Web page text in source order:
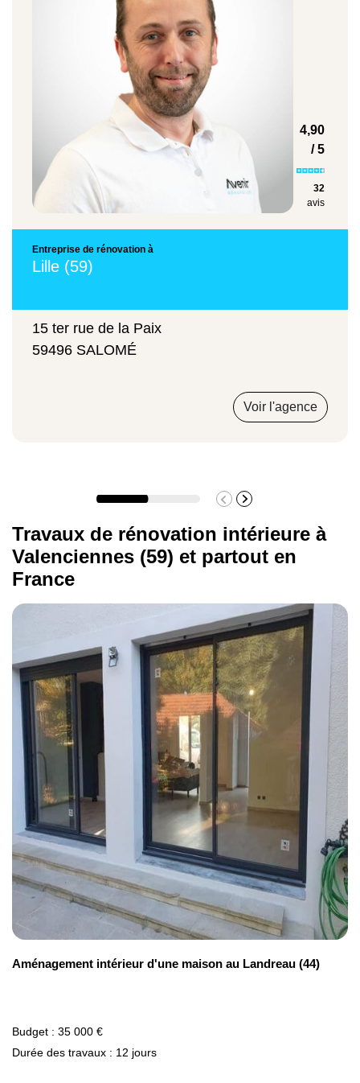
préparation nécessaire, le type d’enduit ou
de peinture et l’état initial des surfaces.
Chaque projet est unique : un devis
personnalisé reste indispensable pour
obtenir une estimation précise.
Rénovationsse déplace dans Valenciennes
et les communes voisines comme
Saulve
Petite-Forêt
pour établir
votre devis personnalisé.
4,90
/ 5
32
avis
Entreprise de rénovation à
Lille (59)
15 ter rue de la Paix
59496 SALOMÉ
Voir l'agence
Travaux de rénovation intérieure à
Valenciennes (59) et partout en
France
Aménagement intérieur d'une maison au Landreau (44)
Budget : 35 000 €
Durée des travaux : 12 jours